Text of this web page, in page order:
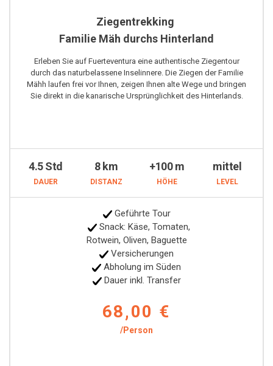
Ziegentrekking
Familie Mäh durchs Hinterland
Erleben Sie auf Fuerteventura eine authentische Ziegentour
durch das naturbelassene Inselinnere. Die Ziegen der Familie
Mähh laufen frei vor Ihnen, zeigen Ihnen alte Wege und bringen
Sie direkt in die kanarische Ursprünglichkeit des Hinterlands.
4.5 Std
DAUER
8 km
DISTANZ
+100 m
HÖHE
mittel
LEVEL
Geführte Tour
Snack: Käse, Tomaten,
Rotwein, Oliven, Baguette
Versicherungen
Abholung im Süden
Dauer inkl. Transfer
68,00 €
/Person